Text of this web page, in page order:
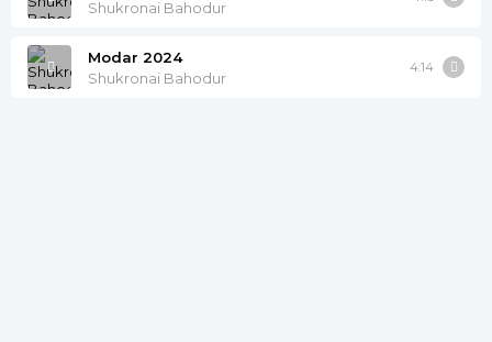
Shukronai Bahodur
Modar 2024
Shukronai Bahodur
4:14